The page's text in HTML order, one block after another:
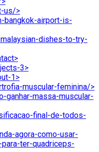
us/>
bangkok-airport-is-
dishes-to-try-
3>
1>
muscular-feminina/>
ganhar-massa-muscular-
final-de-todos-
agora-como-usar-
ter-quadriceps-